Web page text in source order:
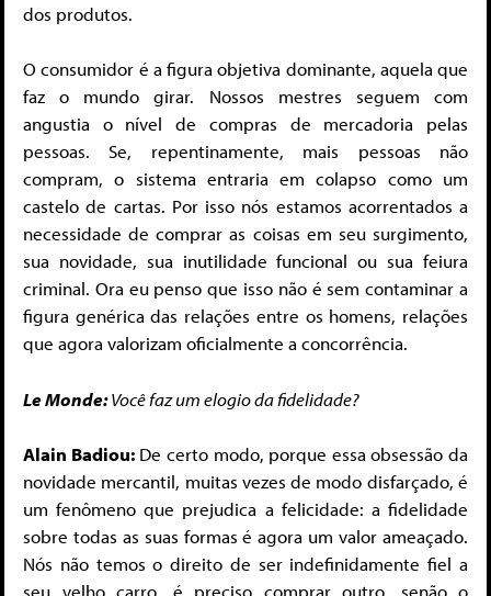
dos produtos.
O consumidor é a figura objetiva dominante, aquela que
faz o mundo girar. Nossos mestres seguem com
angustia o nível de compras de mercadoria pelas
pessoas. Se, repentinamente, mais pessoas não
compram, o sistema entraria em colapso como um
castelo de cartas. Por isso nós estamos acorrentados a
necessidade de comprar as coisas em seu surgimento,
sua novidade, sua inutilidade funcional ou sua feiura
criminal. Ora eu penso que isso não é sem contaminar a
figura genérica das relações entre os homens, relações
que agora valorizam oficialmente a concorrência.
Le Monde:Você faz um elogio da fidelidade?
Alain Badiou:De certo modo, porque essa obsessão da
novidade mercantil, muitas vezes de modo disfarçado, é
um fenômeno que prejudica a felicidade: a fidelidade
sobre todas as suas formas é agora um valor ameaçado.
Nós não temos o direito de ser indefinidamente fiel a
seu velho carro, é preciso comprar outro, senão o